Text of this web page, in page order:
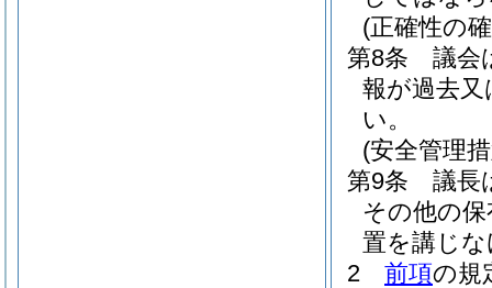
(正確性の
第8条
議会
報が過去
い。
(安全管理
第9条
議長
その他の
置を講じ
2
前項の規